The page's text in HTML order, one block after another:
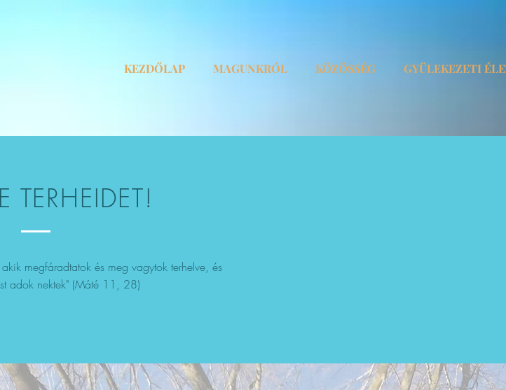
KEZDŐLAP MAGUNKRÓL KÖZÖSSÉG GYÜLEKEZETI
TERHEIDET!
megfáradtatok és meg vagytok terhelve, és
adok nektek" (Máté 11, 28)